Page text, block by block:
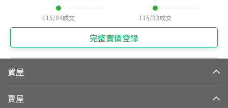
115/04成交 115/03成交
完整實價登錄
買屋
賣屋